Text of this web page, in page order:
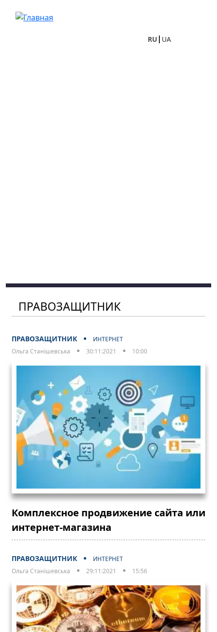
RU UA
ПРАВОЗАЩИТНИК
ПРАВОЗАЩИТНИК
ИНТЕРНЕТ
Ольга Станішевська
30:11:2021 10:00
Комплексное продвижение сайта или
интернет-магазина
ПРАВОЗАЩИТНИК
ИНТЕРНЕТ
Ольга Станішевська
29:11:2021 15:56